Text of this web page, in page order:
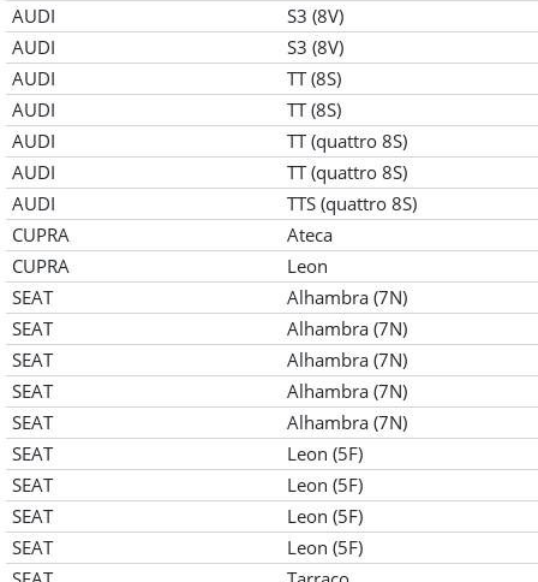
AUDI
S3 (8V)
AUDI
S3 (8V)
AUDI
TT (8S)
AUDI
TT (8S)
AUDI
TT (quattro 8S)
AUDI
TT (quattro 8S)
AUDI
TTS (quattro 8S)
CUPRA
Ateca
CUPRA
Leon
SEAT
Alhambra (7N)
SEAT
Alhambra (7N)
SEAT
Alhambra (7N)
SEAT
Alhambra (7N)
SEAT
Alhambra (7N)
SEAT
Leon (5F)
SEAT
Leon (5F)
SEAT
Leon (5F)
SEAT
Leon (5F)